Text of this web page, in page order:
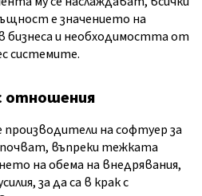
е значението на
бизнеса и необходимостта от
системите.
отношения
производители на софтуер за
въпреки тежката
на обема на внедрявания,
за да са в крак с